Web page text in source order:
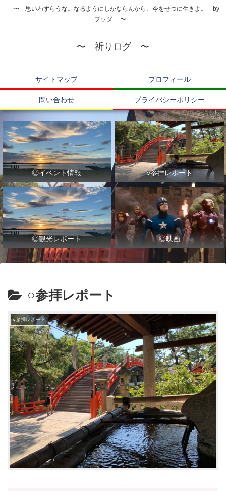
〜 思いわずらうな。なるようにしかならんから、今をせつに生きよ。 by
ブッダ 〜
〜 祈りログ 〜
サイトマップ プロフィール
問い合わせ プライバシーポリシー
◎イベント情報 ○参拝レポート
◎観光レポート ◎映画
○参拝レポート
○参拝レポート